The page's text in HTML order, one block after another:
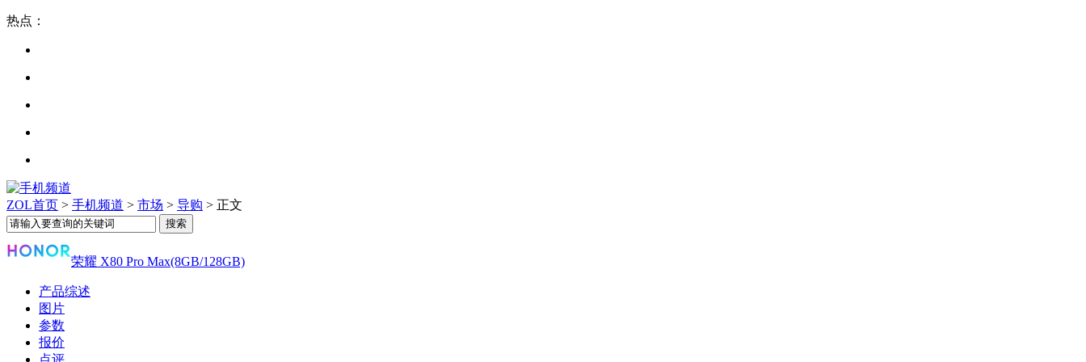
热点：
ZOL首页 > 手机频道 > 市场 > 导购 > 正文
荣耀 X80 Pro Max(8GB/128GB)
产品综述
图片
参数
报价
点评